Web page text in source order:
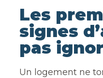
Les
signes
pas
Un logement ne